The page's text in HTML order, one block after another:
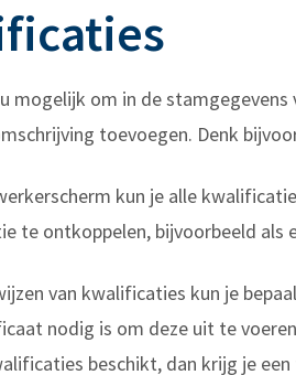
mogelijk om in de
toevoegen. Denk
kun je alle
te ontkoppelen, bijvoorbeeld
van kwalificaties kun je
nodig is om deze uit te
beschikt, dan krijg je